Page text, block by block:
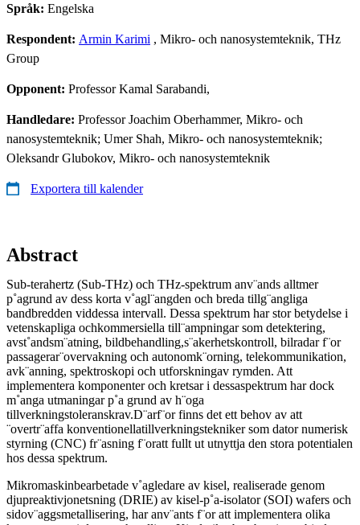
Språk: Engelska
Respondent: Armin Karimi , Mikro- och nanosystemteknik, THz
Group
Opponent: Professor Kamal Sarabandi,
Handledare: Professor Joachim Oberhammer, Mikro- och
nanosystemteknik; Umer Shah, Mikro- och nanosystemteknik;
Oleksandr Glubokov, Mikro- och nanosystemteknik
Exportera till kalender
Abstract
Sub-terahertz (Sub-THz) och THz-spektrum anv¨ands alltmer
p˚agrund av dess korta v˚agl¨angden och breda tillg¨angliga
bandbredden viddessa intervall. Dessa spektrum har stor betydelse i
vetenskapliga ochkommersiella till¨ampningar som detektering,
avst˚andsm¨atning, bildbehandling,s¨akerhetskontroll, bilradar f¨or
passagerar¨overvakning och autonomk¨orning, telekommunikation,
avk¨anning, spektroskopi och utforskningav rymden. Att
implementera komponenter och kretsar i dessaspektrum har dock
m˚anga utmaningar p˚a grund av h¨oga
tillverkningstoleranskrav.D¨arf¨or finns det ett behov av att
¨overtr¨affa konventionellatillverkningstekniker som dator numerisk
styrning (CNC) fr¨asning f¨oratt fullt ut utnyttja den stora potentialen
hos dessa spektrum.
Mikromaskinbearbetade v˚agledare av kisel, realiserade genom
djupreaktivjonetsning (DRIE) av kisel-p˚a-isolator (SOI) wafers och
sidov¨aggsmetallisering, har anv¨ants f¨or att implementera olika